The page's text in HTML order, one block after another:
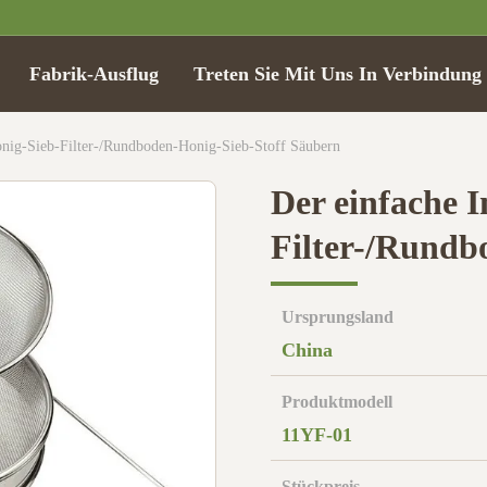
Fabrik-Ausflug Treten Sie Mit Uns In Verbindung
Sieb-Filter-/Rundboden-Honig-Sieb-Stoff Säubern
Der einfache
Filter-/
Ursprungsland
China
Produktmodell
11YF-01